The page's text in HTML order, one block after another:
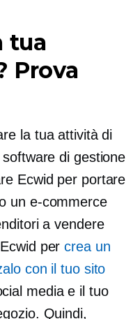
tua
Prova
la tua attività di
di gestione
Ecwid per portare
un e-commerce
a vendere
percrea un
con il tuo sito
media e il tuo
Quindi,